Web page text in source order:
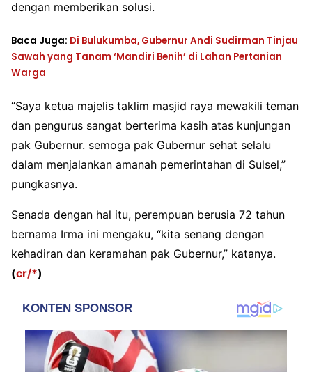
dengan memberikan solusi.
Baca Juga: Di Bulukumba, Gubernur Andi Sudirman Tinjau
Sawah yang Tanam ‘Mandiri Benih’ di Lahan Pertanian
Warga
“Saya ketua majelis taklim masjid raya mewakili teman
dan pengurus sangat berterima kasih atas kunjungan
pak Gubernur. semoga pak Gubernur sehat selalu
dalam menjalankan amanah pemerintahan di Sulsel,”
pungkasnya.
Senada dengan hal itu, perempuan berusia 72 tahun
bernama Irma ini mengaku, “kita senang dengan
kehadiran dan keramahan pak Gubernur,” katanya.
(cr/*)